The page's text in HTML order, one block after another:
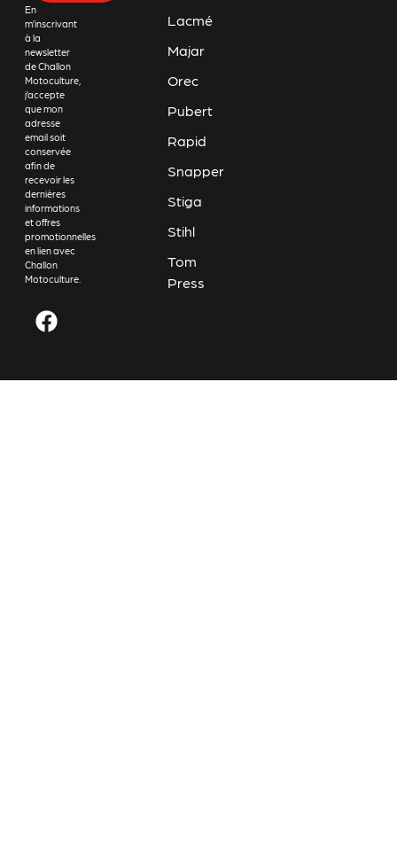
En
m’inscrivant
à la
newsletter
de Challon
Motoculture,
j’accepte
que mon
adresse
email soit
conservée
afin de
recevoir les
dernières
informations
et offres
promotionnelles
en lien avec
Challon
Motoculture.
Lacmé
Majar
Orec
Pubert
Rapid
Snapper
Stiga
Stihl
Tom
Press